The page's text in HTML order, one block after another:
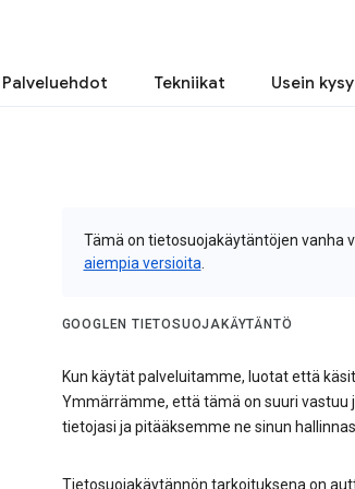
Palveluehdot Tekniikat Usein
Tämä on tietosuojakäytäntöjen vanha
aiempia versioita
GOOGLEN TIETOSUOJAKÄYTÄNTÖ
Kun käytät palveluitamme, luotat että
Ymmärrämme, että tämä on suuri
tietojasi ja pitääksemme ne sinun
Tietosuojakäytännön tarkoituksena on